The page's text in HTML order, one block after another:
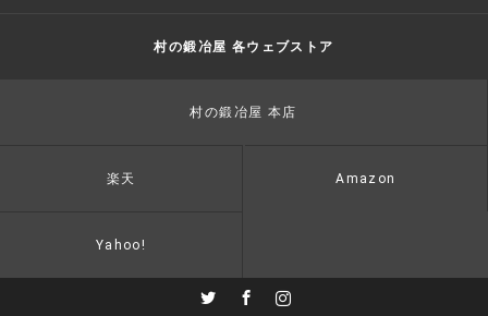
村の鍛冶屋 各ウェブストア
村の鍛冶屋 本店
楽天 Amazon
Yahoo!